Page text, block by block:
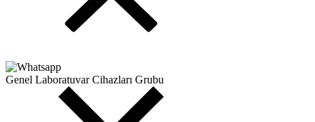
Genel Laboratuvar Cihazları Grubu